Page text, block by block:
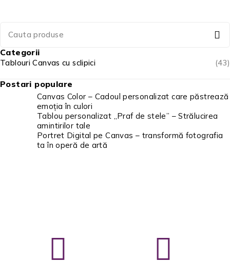
Categorii
Tablouri Canvas cu sclipici (43)
Postari populare
Canvas Color – Cadoul personalizat care păstrează
emoția în culori
Tablou personalizat „Praf de stele” – Strălucirea
amintirilor tale
Portret Digital pe Canvas – transformă fotografia
ta în operă de artă